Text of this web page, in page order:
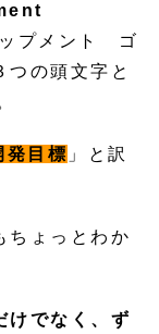
ップメント ゴ
つの頭文字と
発目標 」と訳
ちょっとわか
けでなく、ず